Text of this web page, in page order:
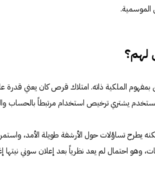
الموسمية.
لهم؟
الملكية ذاته. امتلاك قرص كان يعني قدرة على
يشتري ترخيص استخدام مرتبطاً بالحساب
يطرح تساؤلات حول الأرشفة طويلة الأمد،